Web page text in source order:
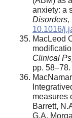
anxiety: a
Disorders,
10.1016/
MacLeod
Clinical
pp. 58–78.
measures
Barrett,
G.A.